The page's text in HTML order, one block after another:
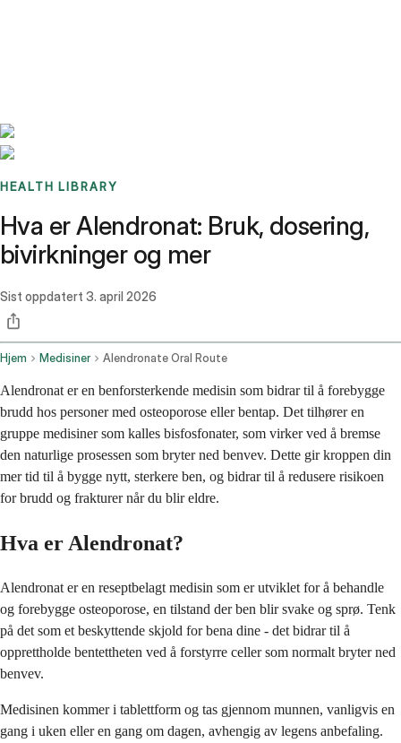
HEALTH LIBRARY
Hva er Alendronat: Bruk, dosering,
bivirkninger og mer
Sist oppdatert 3. april 2026
Hjem Medisiner Alendronate Oral Route
Alendronat er en benforsterkende medisin som bidrar til å forebygge
brudd hos personer med osteoporose eller bentap. Det tilhører en
gruppe medisiner som kalles bisfosfonater, som virker ved å bremse
den naturlige prosessen som bryter ned benvev. Dette gir kroppen din
mer tid til å bygge nytt, sterkere ben, og bidrar til å redusere risikoen
for brudd og frakturer når du blir eldre.
Hva er Alendronat?
Alendronat er en reseptbelagt medisin som er utviklet for å behandle
og forebygge osteoporose, en tilstand der ben blir svake og sprø. Tenk
på det som et beskyttende skjold for bena dine - det bidrar til å
opprettholde bentettheten ved å forstyrre celler som normalt bryter ned
benvev.
Medisinen kommer i tablettform og tas gjennom munnen, vanligvis en
gang i uken eller en gang om dagen, avhengig av legens anbefaling.